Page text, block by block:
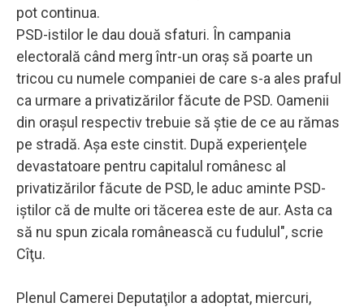
pot continua.
PSD-istilor le dau două sfaturi. În campania
electorală când merg într-un oraş să poarte un
tricou cu numele companiei de care s-a ales praful
ca urmare a privatizărilor făcute de PSD. Oamenii
din oraşul respectiv trebuie să ştie de ce au rămas
pe stradă. Aşa este cinstit. După experienţele
devastatoare pentru capitalul românesc al
privatizărilor făcute de PSD, le aduc aminte PSD-
iştilor că de multe ori tăcerea este de aur. Asta ca
să nu spun zicala românească cu fudulul", scrie
Cîţu.
Plenul Camerei Deputaţilor a adoptat, miercuri,